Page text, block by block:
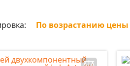
По возрастанию цены